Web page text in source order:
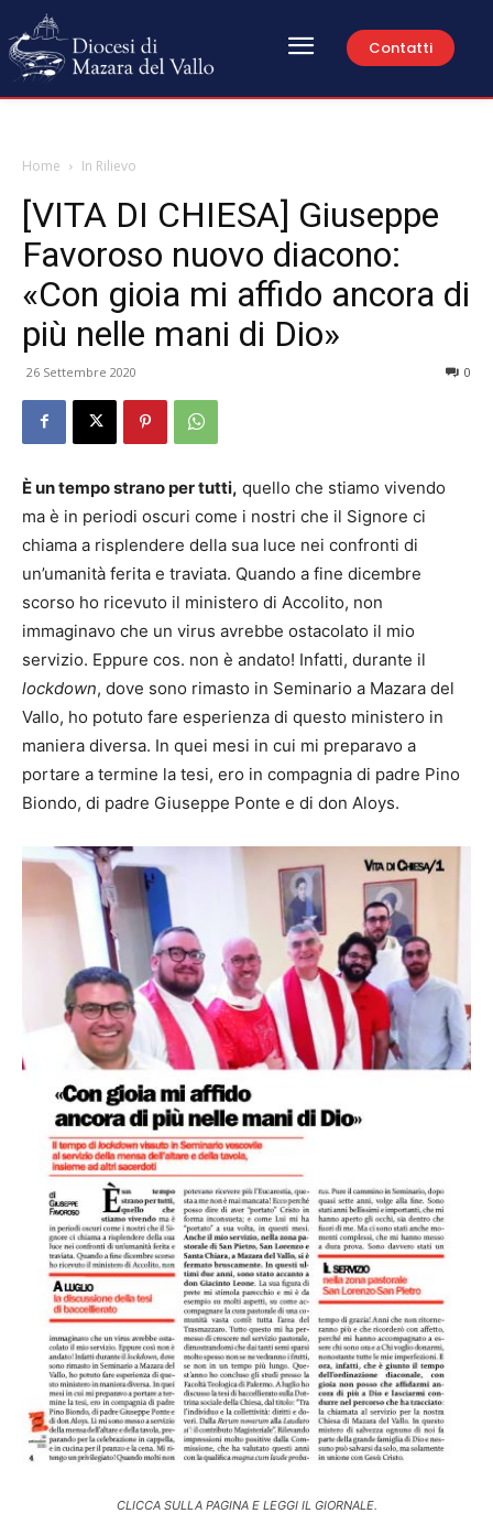
Contatti
Home In Rilievo
[VITA DI CHIESA] Giuseppe
Favoroso nuovo diacono:
«Con gioia mi affido ancora di
più nelle mani di Dio»
26 Settembre 2020 0
È un tempo strano per tutti, quello che stiamo vivendo
ma è in periodi oscuri come i nostri che il Signore ci
chiama a risplendere della sua luce nei confronti di
un’umanità ferita e traviata. Quando a fine dicembre
scorso ho ricevuto il ministero di Accolito, non
immaginavo che un virus avrebbe ostacolato il mio
servizio. Eppure cos. non è andato! Infatti, durante il
lockdown, dove sono rimasto in Seminario a Mazara del
Vallo, ho potuto fare esperienza di questo ministero in
maniera diversa. In quei mesi in cui mi preparavo a
portare a termine la tesi, ero in compagnia di padre Pino
Biondo, di padre Giuseppe Ponte e di don Aloys.
CLICCA SULLA PAGINA E LEGGI IL GIORNALE.